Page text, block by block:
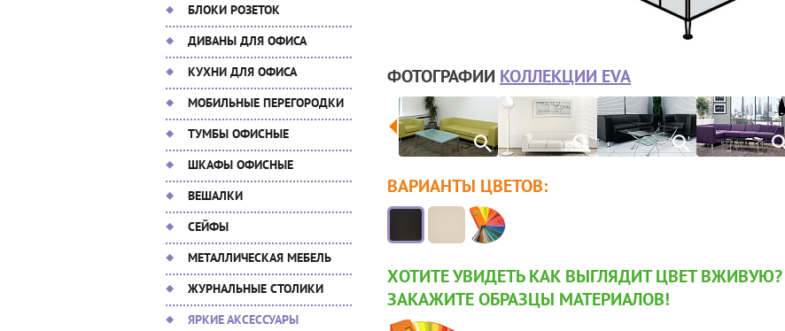
БЛОКИ РОЗЕТОК
ДИВАНЫ ДЛЯ ОФИСА
КУХНИ ДЛЯ ОФИСА
МОБИЛЬНЫЕ ПЕРЕГОРОДКИ
ТУМБЫ ОФИСНЫЕ
ШКАФЫ ОФИСНЫЕ
ВЕШАЛКИ
СЕЙФЫ
МЕТАЛЛИЧЕСКАЯ МЕБЕЛЬ
ЖУРНАЛЬНЫЕ СТОЛИКИ
ЯРКИЕ АКСЕССУАРЫ
ФОТОГРАФИИ КОЛЛЕКЦИИ EVA
ВАРИАНТЫ ЦВЕТОВ:
ХОТИТЕ УВИДЕТЬ КАК ВЫГЛЯДИТ ЦВЕТ ВЖИВУЮ?
ЗАКАЖИТЕ ОБРАЗЦЫ МАТЕРИАЛОВ!